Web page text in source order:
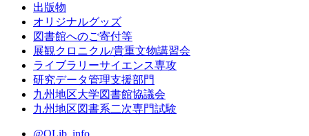
出版物
オリジナルグッズ
図書館へのご寄付等
展観クロニクル/貴重文物講習会
ライブラリーサイエンス専攻
研究データ管理支援部門
九州地区大学図書館協議会
九州地区図書系二次専門試験
@QLib_info